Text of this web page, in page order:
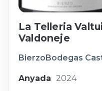
La Telleria
Valdoneje
Bierzo Bodegas
Anyada 2024